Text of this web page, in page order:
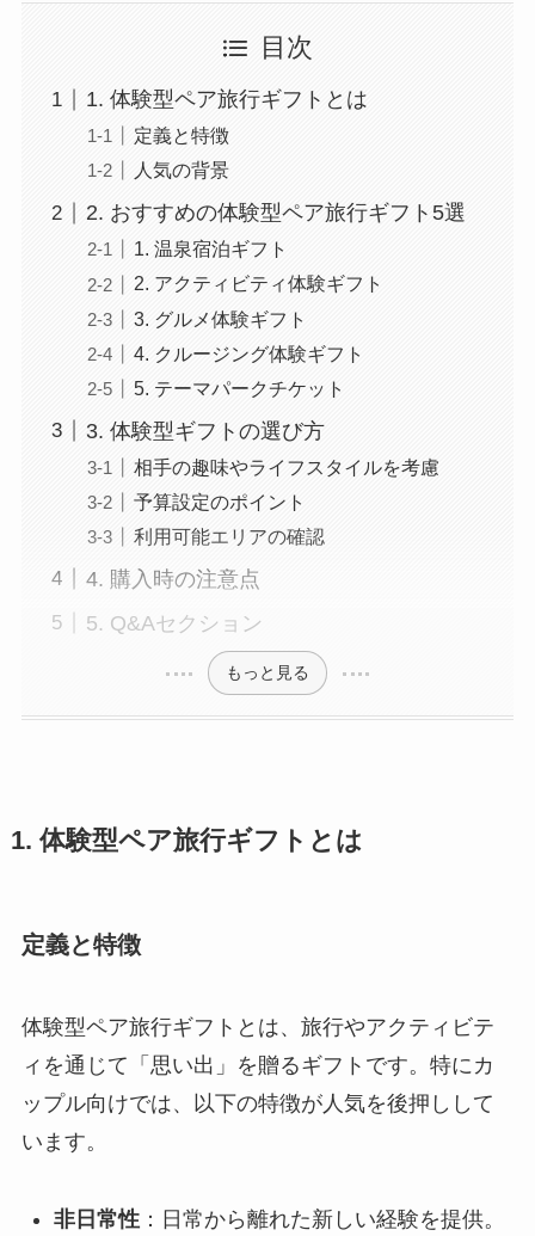
目次
1. 体験型ペア旅行ギフトとは
定義と特徴
人気の背景
2. おすすめの体験型ペア旅行ギフト5選
1. 温泉宿泊ギフト
2. アクティビティ体験ギフト
3. グルメ体験ギフト
4. クルージング体験ギフト
5. テーマパークチケット
3. 体験型ギフトの選び方
相手の趣味やライフスタイルを考慮
予算設定のポイント
利用可能エリアの確認
4. 購入時の注意点
5. Q&Aセクション
もっと見る
1. 体験型ペア旅行ギフトとは
定義と特徴
体験型ペア旅行ギフトとは、旅行やアクティビテ
ィを通じて「思い出」を贈るギフトです。特にカ
ップル向けでは、以下の特徴が人気を後押しして
います。
非日常性：日常から離れた新しい経験を提供。